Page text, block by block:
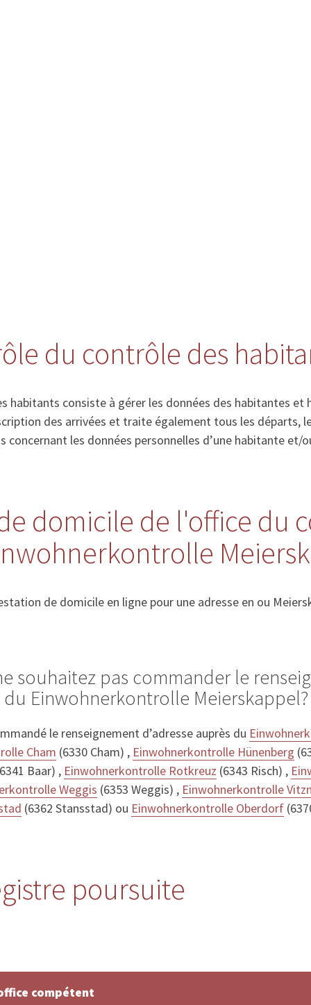
du contrôle des
habitants consiste à gérer les données des habitantes
des arrivées et traite également tous les départs,
les données personnelles d’une habitante et/
domicile de l'office du
de domicile en ligne pour une adresse en ou
souhaitez pas commander le
du Einwohnerkontrolle Meierskappel?
le renseignement d’adresse auprès du
Cham (6330 Cham) , Einwohnerkontrolle Hünenberg
Baar) , Einwohnerkontrolle Rotkreuz (6343 Risch) ,
Weggis (6353 Weggis) , Einwohnerkontrolle
(6362 Stansstad) ou Einwohnerkontrolle Oberdorf
poursuite
compétent